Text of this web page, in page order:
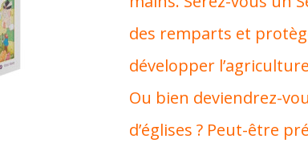
des remparts et
développer
Ou bien deviendrez-
d’églises ? Peut-être